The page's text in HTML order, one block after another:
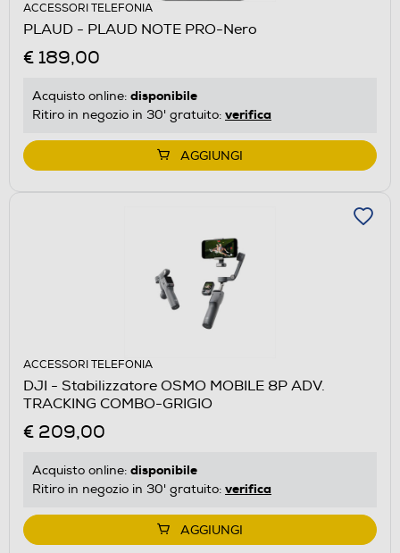
ACCESSORI TELEFONIA
PLAUD - PLAUD NOTE PRO-Nero
€ 189,00
Acquisto online: disponibile
Ritiro in negozio in 30' gratuito: verifica
AGGIUNGI
ACCESSORI TELEFONIA
DJI - Stabilizzatore OSMO MOBILE 8P ADV.
TRACKING COMBO-GRIGIO
€ 209,00
Acquisto online: disponibile
Ritiro in negozio in 30' gratuito: verifica
AGGIUNGI